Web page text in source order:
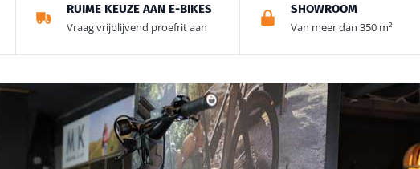
RUIME KEUZE AAN E-BIKES
Vraag vrijblijvend proefrit aan
SHOWROOM
Van meer dan 350 m²